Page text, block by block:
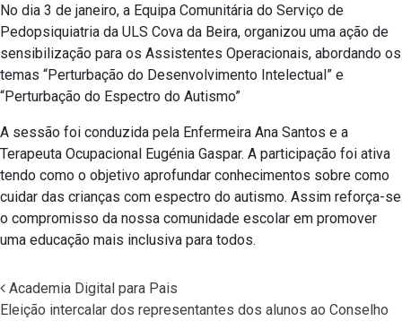
No dia 3 de janeiro, a Equipa Comunitária do Serviço de
Pedopsiquiatria da ULS Cova da Beira, organizou uma ação de
sensibilização para os Assistentes Operacionais, abordando os
temas “Perturbação do Desenvolvimento Intelectual” e
“Perturbação do Espectro do Autismo”
A sessão foi conduzida pela Enfermeira Ana Santos e a
Terapeuta Ocupacional Eugénia Gaspar. A participação foi ativa
tendo como o objetivo aprofundar conhecimentos sobre como
cuidar das crianças com espectro do autismo. Assim reforça-se
o compromisso da nossa comunidade escolar em promover
uma educação mais inclusiva para todos.
Academia Digital para Pais
Eleição intercalar dos representantes dos alunos ao Conselho